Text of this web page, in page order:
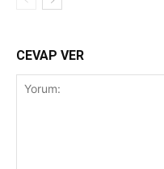
CEVAP VER